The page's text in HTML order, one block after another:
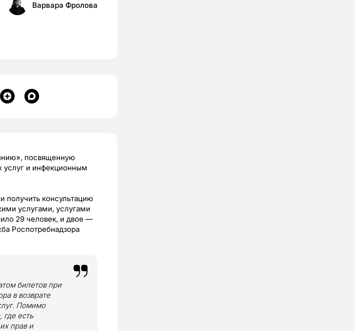
Варвара Фролова
посвященную
услуг и инфекционным
получить консультацию
услугами, услугами
29 человек, и двое —
Роспотребнадзора
билетов при
в возврате
Помимо
есть
прав и